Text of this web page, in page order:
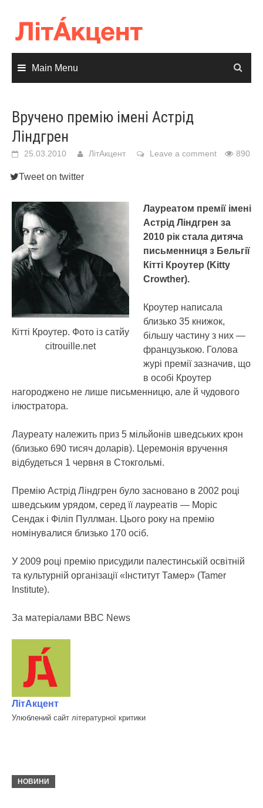
content
Main Menu
Вручено премію імені Астрід
Ліндгрен
25.03.2010 ЛітАкцент Leave a comment 890
Tweet on twitter
Кітті Кроутер. Фото із сатйу
citrouille.net
Лауреатом премії імені
Астрід Ліндгрен за
2010 рік стала дитяча
письменниця з Бельгії
Кітті Кроутер (Kitty
Crowther).
Кроутер написала
близько 35 книжок,
більшу частину з них —
французькою. Голова
журі премії зазначив, що
в особі Кроутер
нагороджено не лише письменницю, але й чудового
ілюстратора.
Лауреату належить приз 5 мільйонів шведських крон
(близько 690 тисяч доларів). Церемонія вручення
відбудеться 1 червня в Стокгольмі.
Премію Астрід Ліндгрен було засновано в 2002 році
шведським урядом, серед її лауреатів — Моріс
Сендак і Філіп Пуллман. Цього року на премію
номінувалися близько 170 осіб.
У 2009 році премію присудили палестинській освітній
та культурній організації «Інститут Тамер» (Tamer
Institute).
За матеріалами BBC News
ЛітАкцент
Улюблений сайт літературної критики
НОВИНИ